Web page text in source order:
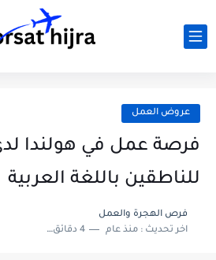
عروض العمل
للناطقين باللغة العربية
فرص الهجرة والعمل
اخر تحديث :منذ عام 4 دقائق للقراءة